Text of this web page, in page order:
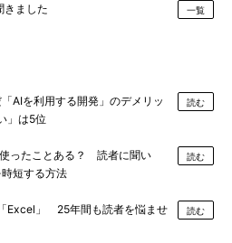
きました 一覧
AIを利用する開発」のデメリッ
」は5位
読む
ったことある？ 読者に聞い
短する方法
読む
Excel」 25年間も読者を悩ませ
読む